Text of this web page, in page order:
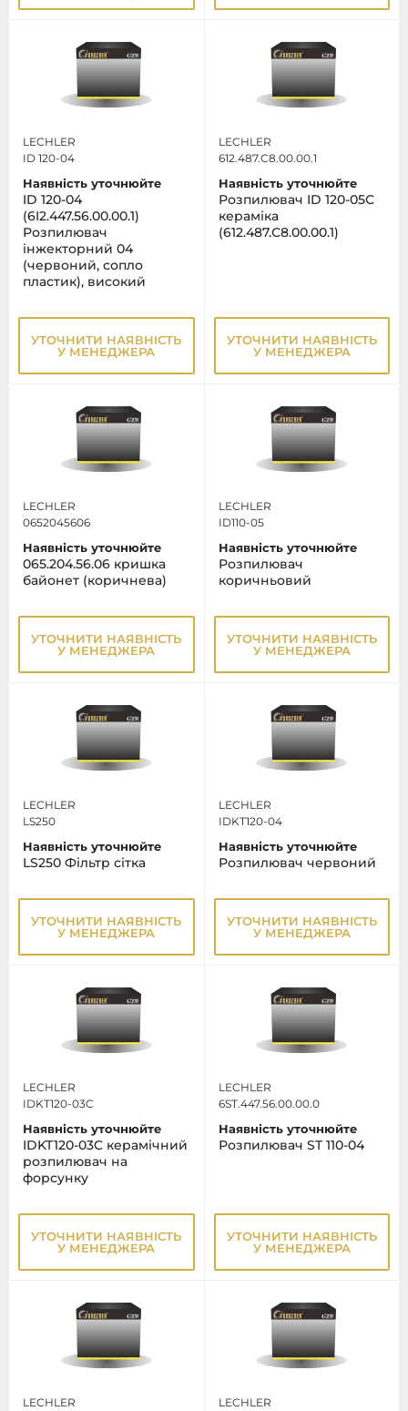
LECHLER
ID 120-04
Наявність уточнюйте
ID 120-04
(6I2.447.56.00.00.1)
Розпилювач
інжекторний 04
(червоний, сопло
пластик), високий
УТОЧНИТИ НАЯВНІСТЬ
У МЕНЕДЖЕРА
LECHLER
612.487.C8.00.00.1
Наявність уточнюйте
Розпилювач ID 120-05С
кераміка
(612.487.С8.00.00.1)
УТОЧНИТИ НАЯВНІСТЬ
У МЕНЕДЖЕРА
LECHLER
0652045606
Наявність уточнюйте
065.204.56.06 кришка
байонет (коричнева)
УТОЧНИТИ НАЯВНІСТЬ
У МЕНЕДЖЕРА
LECHLER
ID110-05
Наявність уточнюйте
Розпилювач
коричньовий
УТОЧНИТИ НАЯВНІСТЬ
У МЕНЕДЖЕРА
LECHLER
LS250
Наявність уточнюйте
LS250 Фільтр сітка
УТОЧНИТИ НАЯВНІСТЬ
У МЕНЕДЖЕРА
LECHLER
IDKT120-04
Наявність уточнюйте
Розпилювач червоний
УТОЧНИТИ НАЯВНІСТЬ
У МЕНЕДЖЕРА
LECHLER
IDKT120-03C
Наявність уточнюйте
IDKT120-03C керамічний
розпилювач на
форсунку
УТОЧНИТИ НАЯВНІСТЬ
У МЕНЕДЖЕРА
LECHLER
6ST.447.56.00.00.0
Наявність уточнюйте
Розпилювач ST 110-04
УТОЧНИТИ НАЯВНІСТЬ
У МЕНЕДЖЕРА
LECHLER LECHLER